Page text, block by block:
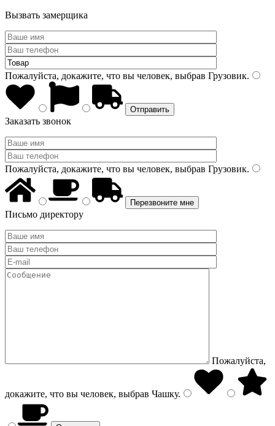
Вызвать замерщика
Пожалуйста, докажите, что вы человек, выбрав Грузовик.
Заказать звонок
Пожалуйста, докажите, что вы человек, выбрав Грузовик.
Письмо директору
Пожалуйста,
докажите, что вы человек, выбрав Чашку.